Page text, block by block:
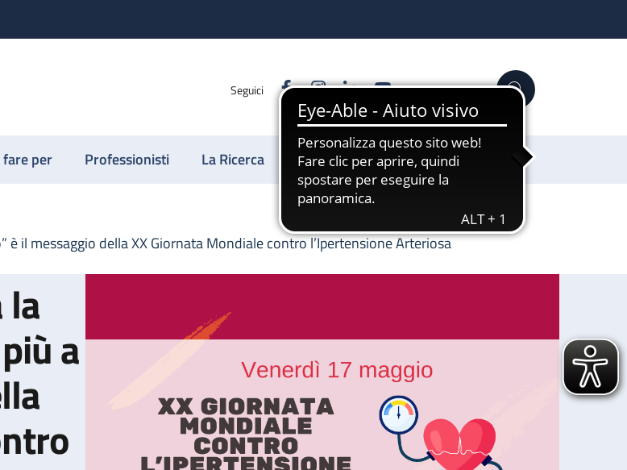
Seguici FacebookInstagram
LinkedinYouTube Cerca
fare per Professionisti La Ricerca Sostienici
il messaggio della XX Giornata Mondiale contro l’Ipertensione Arteriosa
a